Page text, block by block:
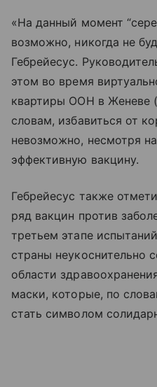
«На данный момент
возможно, никогда не
Гебрейесус.
этом во время
квартиры ООН в Женеве
словам, избавиться от
невозможно, несмотря
эффективную вакцину.
Гебрейесус также
ряд вакцин против
третьем этапе
страны неукоснительно
области
маски, которые, по
стать символом